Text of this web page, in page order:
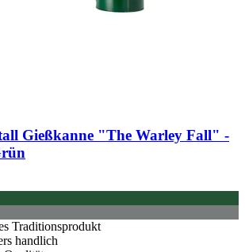
Gießkanne "The Warley Fall" -​
Traditionsprodukt
handlich